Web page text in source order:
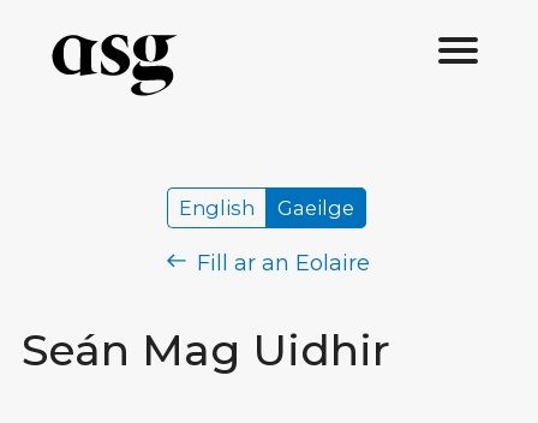
Seán Mag Uidhir
English Gaeilge
Fill ar an Eolaire